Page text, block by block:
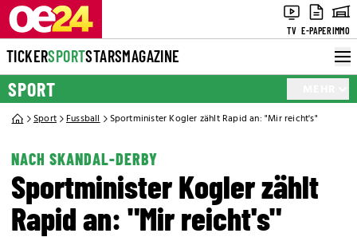
TV E-PAPERIMMO
TICKERSPORTSTARSMAGAZINE
SPORT
Sport Fussball Sportminister Kogler zählt Rapid an: "Mir reicht's"
NACH SKANDAL-DERBY
Sportminister Kogler zählt
Rapid an: "Mir reicht's"